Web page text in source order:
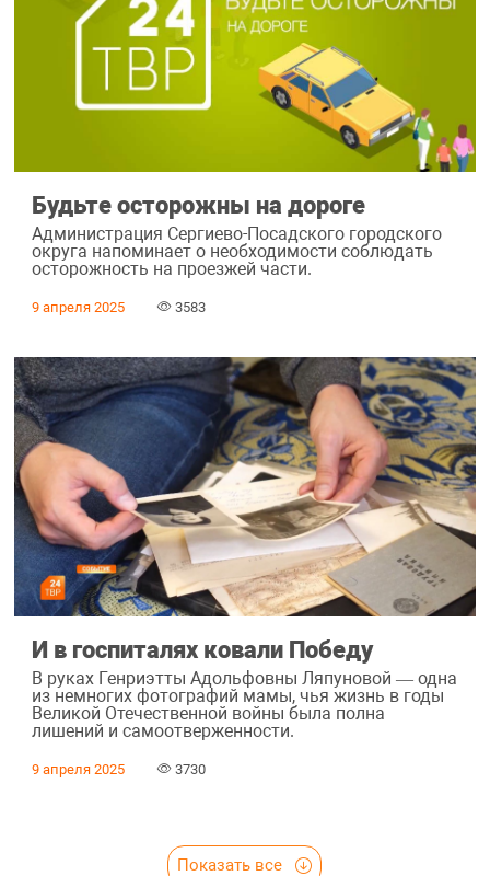
Будьте осторожны на дороге
Администрация Сергиево-Посадского городского
округа напоминает о необходимости соблюдать
осторожность на проезжей части.
9 апреля 2025 3583
И в госпиталях ковали Победу
В руках Генриэтты Адольфовны Ляпуновой — одна
из немногих фотографий мамы, чья жизнь в годы
Великой Отечественной войны была полна
лишений и самоотверженности.
9 апреля 2025 3730
Показать все